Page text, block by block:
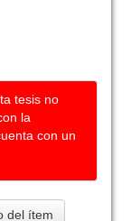
tesis no
la
con un
del ítem